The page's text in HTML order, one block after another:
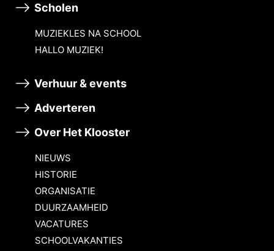
Scholen
MUZIEKLES NA SCHOOL
HALLO MUZIEK!
Verhuur & events
Adverteren
Over Het Klooster
NIEUWS
HISTORIE
ORGANISATIE
DUURZAAMHEID
VACATURES
SCHOOLVAKANTIES